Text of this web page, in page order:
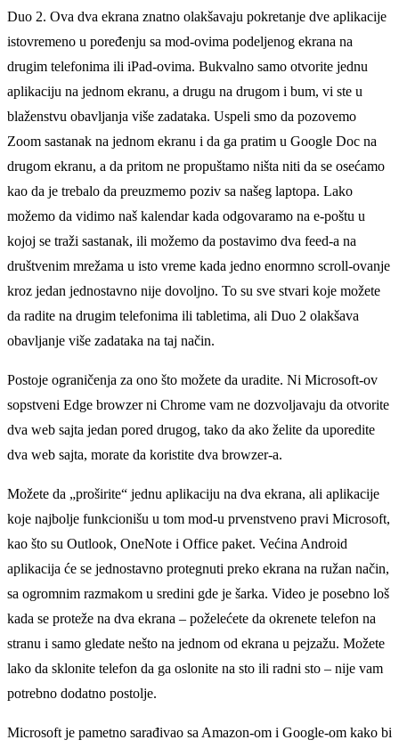
Duo 2. Ova dva ekrana znatno olakšavaju pokretanje dve aplikacije
istovremeno u poređenju sa mod-ovima podelјenog ekrana na
drugim telefonima ili iPad-ovima. Bukvalno samo otvorite jednu
aplikaciju na jednom ekranu, a drugu na drugom i bum, vi ste u
blaženstvu obavlјanja više zadataka. Uspeli smo da pozovemo
Zoom sastanak na jednom ekranu i da ga pratim u Google Doc na
drugom ekranu, a da pritom ne propuštamo ništa niti da se osećamo
kao da je trebalo da preuzmemo poziv sa našeg laptopa. Lako
možemo da vidimo naš kalendar kada odgovaramo na e-poštu u
kojoj se traži sastanak, ili možemo da postavimo dva feed-a na
društvenim mrežama u isto vreme kada jedno enormno scroll-ovanje
kroz jedan jednostavno nije dovolјno. To su sve stvari koje možete
da radite na drugim telefonima ili tabletima, ali Duo 2 olakšava
obavlјanje više zadataka na taj način.
Postoje ograničenja za ono što možete da uradite. Ni Microsoft-ov
sopstveni Edge browzer ni Chrome vam ne dozvolјavaju da otvorite
dva web sajta jedan pored drugog, tako da ako želite da uporedite
dva web sajta, morate da koristite dva browzer-a.
Možete da „proširite“ jednu aplikaciju na dva ekrana, ali aplikacije
koje najbolјe funkcionišu u tom mod-u prvenstveno pravi Microsoft,
kao što su Outlook, OneNote i Office paket. Većina Android
aplikacija će se jednostavno protegnuti preko ekrana na ružan način,
sa ogromnim razmakom u sredini gde je šarka. Video je posebno loš
kada se proteže na dva ekrana – poželećete da okrenete telefon na
stranu i samo gledate nešto na jednom od ekrana u pejzažu. Možete
lako da sklonite telefon da ga oslonite na sto ili radni sto – nije vam
potrebno dodatno postolјe.
Microsoft je pametno sarađivao sa Amazon-om i Google-om kako bi